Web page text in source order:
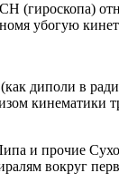
(гироскопа)
убогую
диполи в
и прочие
вокруг